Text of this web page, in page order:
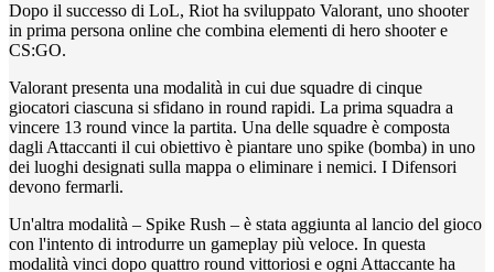
Dopo il successo di LoL, Riot ha sviluppato Valorant, uno shooter
in prima persona online che combina elementi di hero shooter e
CS:GO.
Valorant presenta una modalità in cui due squadre di cinque
giocatori ciascuna si sfidano in round rapidi. La prima squadra a
vincere 13 round vince la partita. Una delle squadre è composta
dagli Attaccanti il cui obiettivo è piantare uno spike (bomba) in uno
dei luoghi designati sulla mappa o eliminare i nemici. I Difensori
devono fermarli.
Un'altra modalità – Spike Rush – è stata aggiunta al lancio del gioco
con l'intento di introdurre un gameplay più veloce. In questa
modalità vinci dopo quattro round vittoriosi e ogni Attaccante ha